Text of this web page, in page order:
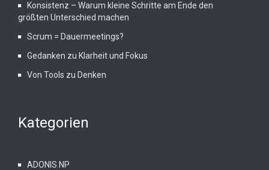
Konsistenz – Warum kleine Schritte am Ende den
größten Unterschied machen
Scrum = Dauermeetings?
Gedanken zu Klarheit und Fokus
Von Tools zu Denken
Kategorien
ADONIS NP